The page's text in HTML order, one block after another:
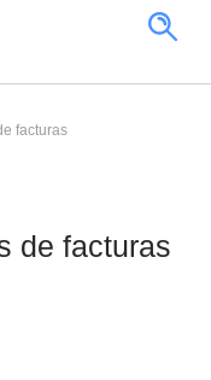
facturas
de facturas